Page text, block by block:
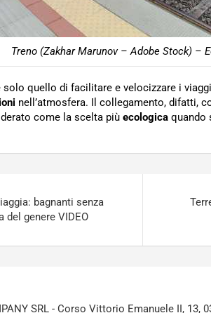
Treno (Zakhar Marunov – Adobe Stock) –
solo quello di facilitare e velocizzare i
nell’atmosfera. Il collegamento, difatti,
come la scelta più ecologica quando
bagnanti senza
del genere VIDEO
SRL - Corso Vittorio Emanuele II, 13,